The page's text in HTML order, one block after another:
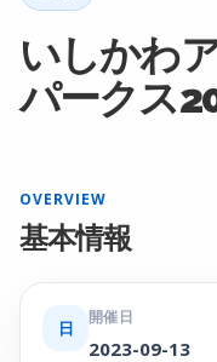
いしかわ
パークス
OVERVIEW
基本情報
日
開催日
2023-09-13